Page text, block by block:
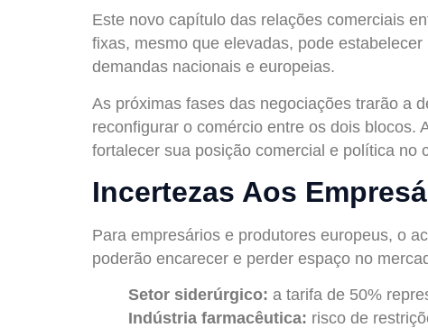
Este novo capítulo das relações comerciais
fixas, mesmo que elevadas, pode
demandas nacionais e europeias.
As próximas fases das negociações trarão a
reconfigurar o comércio entre os dois blocos.
fortalecer sua posição comercial e política no
Incertezas Aos
Para empresários e produtores europeus, o
poderão encarecer e perder espaço no
Setor siderúrgico: a tarifa de 50%
Indústria farmacêutica: risco de